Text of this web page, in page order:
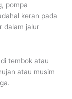
pompa
keran pada
dalam jalur
tembok atau
atau musim